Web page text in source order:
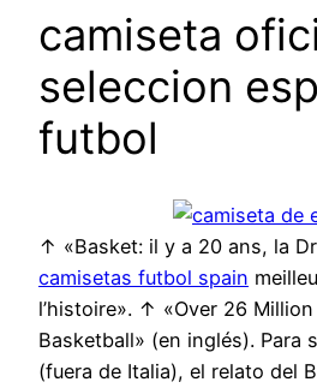
camiseta
seleccion
futbol
↑ «Basket: il y a 20 ans, la
camisetas futbol spain
l’histoire». ↑ «Over 26
Basketball» (en inglés). Para
(fuera de Italia), el relato del